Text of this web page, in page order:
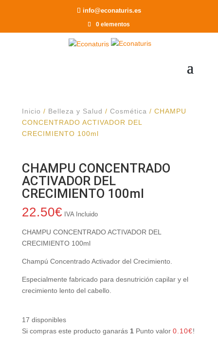
info@econaturis.es
0 elementos
Inicio / Belleza y Salud / Cosmética / CHAMPU
CONCENTRADO ACTIVADOR DEL
CRECIMIENTO 100ml
CHAMPU CONCENTRADO
ACTIVADOR DEL
CRECIMIENTO 100ml
22.50€ IVA Incluido
CHAMPU CONCENTRADO ACTIVADOR DEL
CRECIMIENTO 100ml
Champú Concentrado Activador del Crecimiento.
Especialmente fabricado para desnutrición capilar y el
crecimiento lento del cabello.
17 disponibles
Si compras este producto ganarás 1Punto valor 0.10€!